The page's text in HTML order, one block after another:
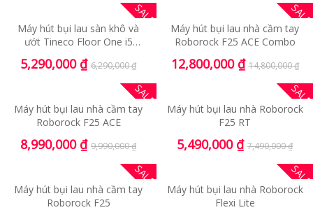
SALE
Máy hút bụi lau sàn khô và
ướt Tineco Floor One i5
Stretch Plus
5,290,000 ₫ 6,290,000₫
Máy hút bụi lau nhà cầm tay
Roborock F25 ACE Combo
12,800,000 ₫ 14,800,000₫
SALE
Máy hút bụi lau nhà cầm tay
Roborock F25 ACE
8,990,000 ₫ 9,990,000₫
Máy hút bụi lau nhà Roborock
F25 RT
5,490,000 ₫ 7,490,000₫
SALE
Máy hút bụi lau nhà cầm tay
Roborock F25
Máy hút bụi lau nhà Roborock
Flexi Lite